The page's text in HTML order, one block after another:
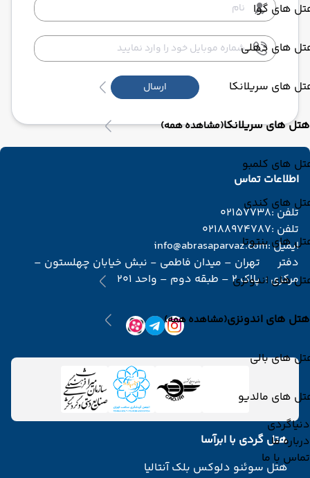
های گوا
های دهلی
های سریلانکا
هتل های سریلانکا(مشاهده همه)
های کلمبو
های کندی
های بنتوتا
های اندونزی
هتل های اندونزی(مشاهده همه)
های بالی
های مالدیو
دنیاگردی
درباره ما
تماس با ما
ارسال
اطلاعات تماس
تلفن :02157738
تلفن :02188974787
ایمیل :info@abrasaparvaz.com
دفتر
مرکزی :
تهران – میدان فاطمی - نبش خیابان چهلستون –
پلاک 2 – طبقه دوم – واحد 201
هتل گردی با ابرآسا
هتل سوئنو دلوکس بلک آنتالیا